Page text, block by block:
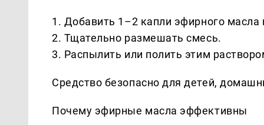
1. Добавить 1–2 капли эфирного
2. Тщательно размешать смесь.
3. Распылить или полить этим
Средство безопасно для детей,
Почему эфирные масла эффективны